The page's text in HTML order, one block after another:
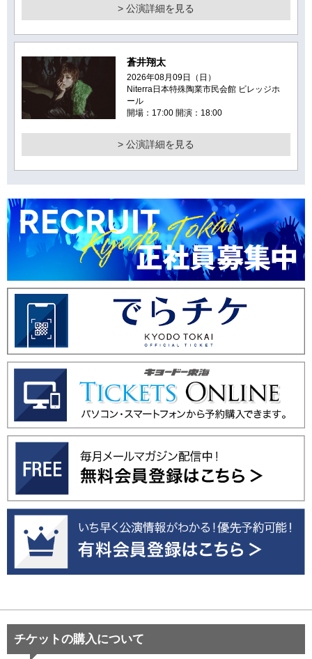
> 公演詳細を見る
蒼井翔太
2026年08月09日（日）
Niterra日本特殊陶業市民会館 ビレッジホ
ール
開場：17:00 開演：18:00
> 公演詳細を見る
チケットの購入について